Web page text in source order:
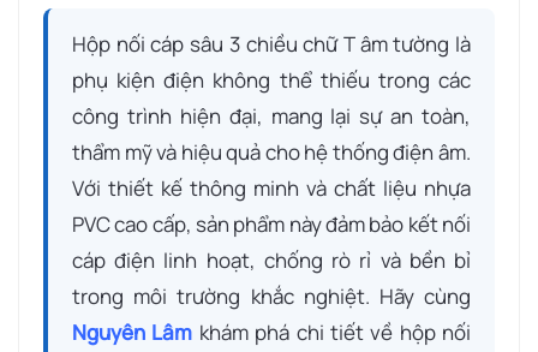
Hộp nối cáp sâu 3 chiều chữ T âm tường là
phụ kiện điện không thể thiếu trong các
công trình hiện đại, mang lại sự an toàn,
thẩm mỹ và hiệu quả cho hệ thống điện âm.
Với thiết kế thông minh và chất liệu nhựa
PVC cao cấp, sản phẩm này đảm bảo kết nối
cáp điện linh hoạt, chống rò rỉ và bền bỉ
trong môi trường khắc nghiệt. Hãy cùng
Nguyên Lâm khám phá chi tiết về hộp nối